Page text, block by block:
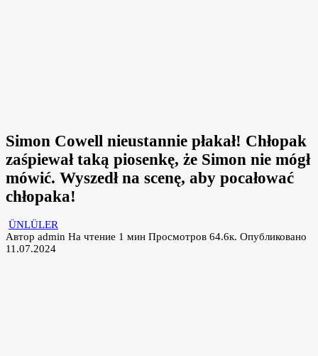
Simon Cowell nieustannie płakał! Chłopak
zaśpiewał taką piosenkę, że Simon nie mógł
mówić. Wyszedł na scenę, aby pocałować
chłopaka!
ÜNLÜLER
Автор admin На чтение 1 мин Просмотров 64.6к. Опубликовано
11.07.2024